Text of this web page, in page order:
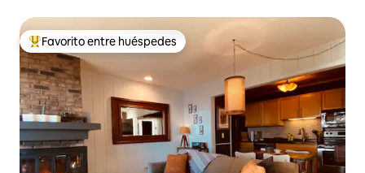
Favorito entre huéspedes preferido
Favorito entre huéspedes